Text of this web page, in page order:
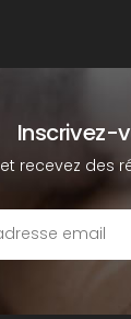
Inscrivez-
et recevez des